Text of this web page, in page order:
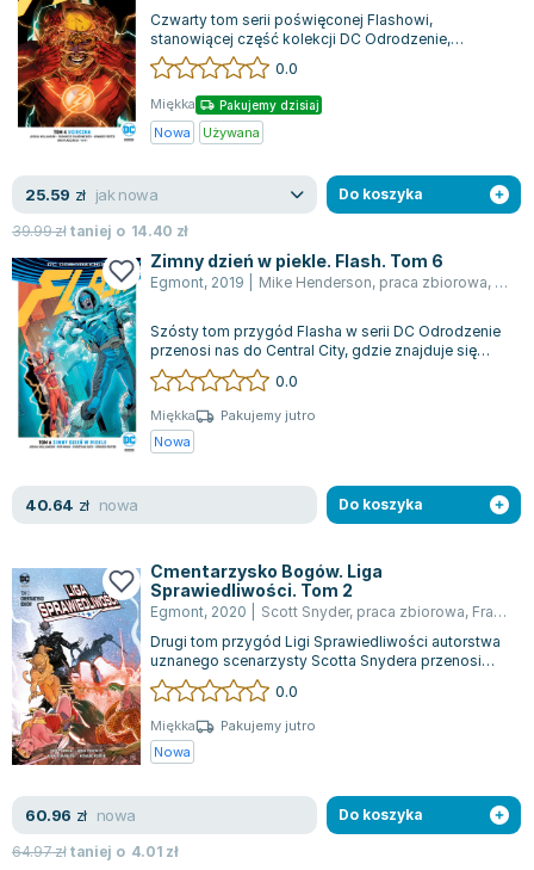
Antoine de Saint Exupery
Lew Tołstoj
Mark Twain
Marcin Meller
Paulina Młynarska
Jarosław Sokołowski
Piotr Latocha
Michael Scott
Piotr Semka
Jarosław Iwaszkiewicz
Joseph Murphy
Jan Sztaudynger
Aleksander Puszkin
Oscar Wilde
Maddie Ziegler
Joanna Racewicz
Maria Seweryn
Janina Zającówna
Eric Helms
Anna Prus (oprac.)
Nela Mała Reporterka
Agnieszka Maciąg
Terry Pratchett
Virginia Woolf
Czwarty tom serii poświęconej Flashowi,
stanowiącej część kolekcji DC Odrodzenie,
zagłębia się w skomplikowane decyzje Barry'ego
A...
0.0
Miękka Pakujemy dzisiaj
Nowa Używana
25.59 zł jak nowa
39.99złtaniej o 14.40 zł
Do koszyka
Zimny dzień w piekle. Flash. Tom 6
Egmont, 2019 Mike Henderson, praca zbiorowa,
Szósty tom przygód Flasha w serii DC Odrodzenie
przenosi nas do Central City, gdzie znajduje się
surowe więzienie Iron Heights. To...
0.0
Miękka
Pakujemy jutro
Nowa
40.64 zł nowa Do koszyka
Cmentarzysko Bogów. Liga
Sprawiedliwości. Tom 2
Egmont, 2020 Scott Snyder, praca zbiorowa, Francis Manapul
Drugi tom przygód Ligi Sprawiedliwości autorstwa
uznanego scenarzysty Scotta Snydera przenosi
nas w świat, gdzie geniusz zbrodni L...
0.0
Miękka
Pakujemy jutro
Nowa
60.96 zł nowa
64.97złtaniej o 4.01 zł
Do koszyka